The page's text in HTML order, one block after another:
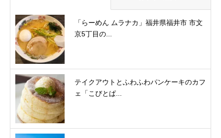
「らーめん ムラナカ」福井県福井市 市文
京5丁目の...
テイクアウトとふわふわパンケーキのカフ
ェ「こびとぱ...